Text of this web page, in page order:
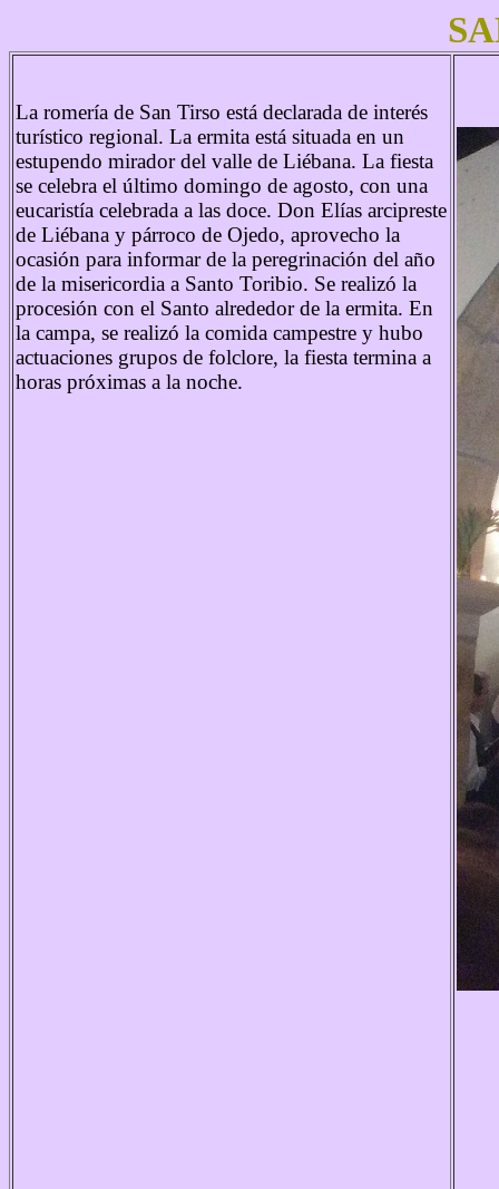
La romería de San Tirso está declarada de interés
turístico regional. La ermita está situada en un
estupendo mirador del valle de Liébana. La fiesta
se celebra el último domingo de agosto, con una
eucaristía celebrada a las doce. Don Elías arcipreste
de Liébana y párroco de Ojedo, aprovecho la
ocasión para informar de la peregrinación del año
de la misericordia a Santo Toribio. Se realizó la
procesión con el Santo alrededor de la ermita. En
la campa, se realizó la comida campestre y hubo
actuaciones grupos de folclore, la fiesta termina a
horas próximas a la noche.